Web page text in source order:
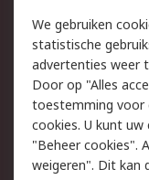
Track & Trace
Wettelijk
Cookiebeleid
Privacybeleid
Algemene
We gebruiken
statistische
advertenties weer
Door op "Alles
toestemming voor
cookies. U kunt
"Beheer cookies".
weigeren". Dit kan